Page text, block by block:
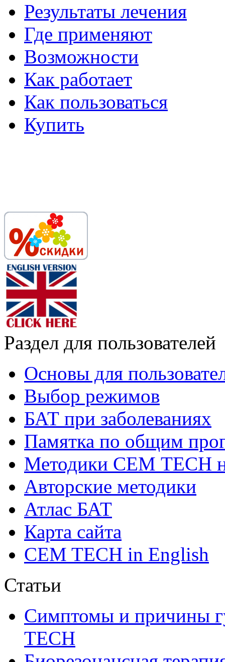
Результаты лечения
Где применяют
Возможности
Как работает
Как пользоваться
Купить
Раздел для пользователей
Основы для
Выбор режимов
БАТ при заболеваниях
Памятка по общим
Методики СЕМ ТЕСН
Авторские методики
Атлас БАТ
Карта сайта
CEM TECH in English
Статьи
Симптомы и причины
ТЕСН